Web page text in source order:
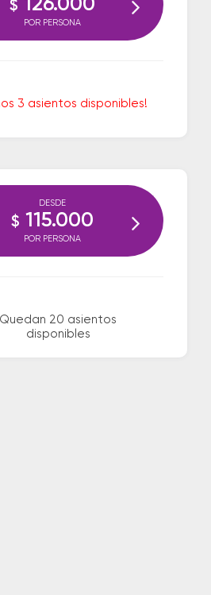
3 asientos disponibles!
$ 126.000
POR PERSONA
Quedan 20 asientos
disponibles
DESDE
$ 115.000
POR PERSONA